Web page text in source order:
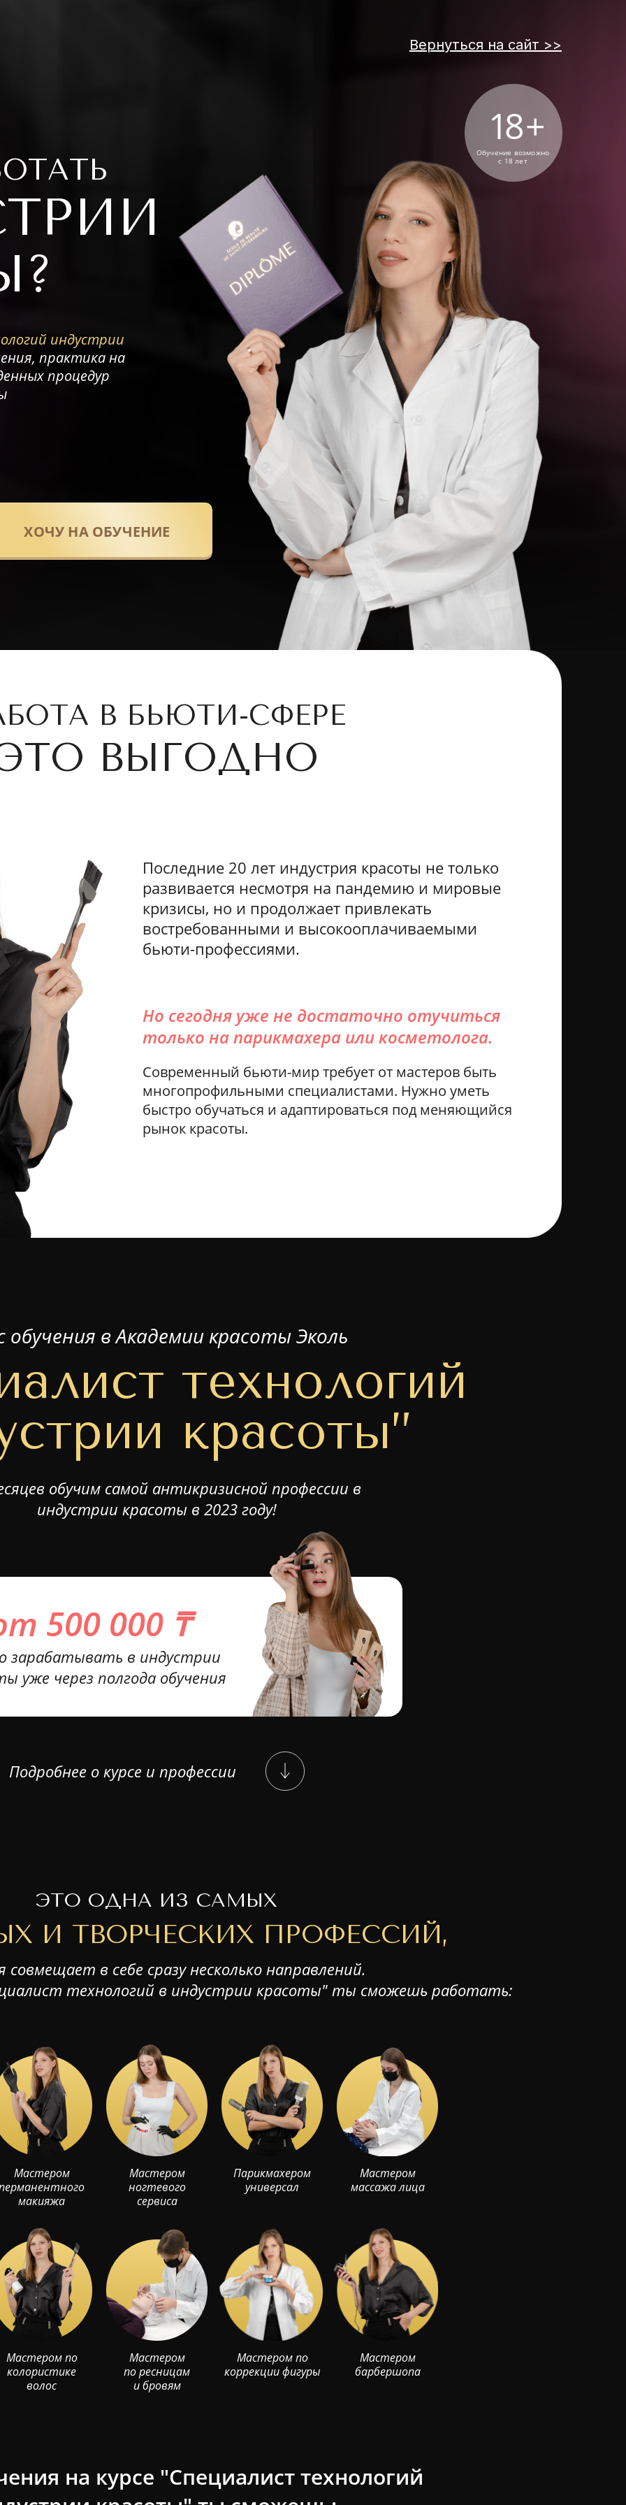
ХОЧУ НА ОБУЧЕНИЕ
Вернуться на сайт >>
18
Обучение возможно
с 18 лет
индустрии
практика на
процедур
+
В БЬЮТИ-СФЕРЕ
ВЫГОДНО
Последние 20 лет индустрия красоты не только
развивается несмотря на пандемию и мировые
кризисы, но и продолжает привлекать
востребованными и высокооплачиваемыми
бьюти-профессиями.
Но сегодня уже не достаточно отучиться
только на парикмахера или косметолога.
Современный бьюти-мир требует от мастеров быть
многопрофильными специалистами. Нужно уметь
быстро обучаться и адаптироваться под меняющийся
рынок красоты.
технологий
красоты”
обучения в Академии красоты Эколь
500 000 ₸
зарабатывать в индустрии
уже через полгода обучения
Подробнее о курсе и профессии
обучим самой антикризисной профессии в
индустрии красоты в 2023 году!
Мастером
ногтевого
сервиса
Мастером
макияжа
Парикмахером
универсал
Мастером
массажа лица
Мастером по
колористике
волос
Мастером
по ресницам
и бровям
Мастером по
коррекции фигуры
Мастером
барбершопа
совмещает в себе сразу несколько направлений.
технологий в индустрии красоты" ты сможешь работать:
ЭТО ОДНА ИЗ САМЫХ
И ТВОРЧЕСКИХ ПРОФЕССИЙ,
на курсе "Специалист технологий